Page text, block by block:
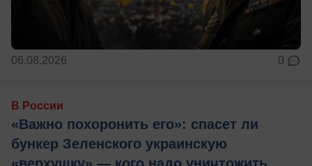
06.08.2026 0
В России
«Важно похоронить его»: спасет ли
бункер Зеленского украинскую